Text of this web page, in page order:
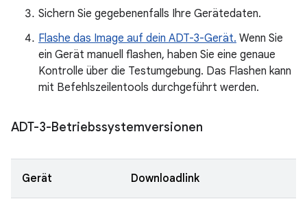
Sichern Sie gegebenenfalls Ihre Gerätedaten.
Flashe das Image auf dein ADT-3-Gerät. Wenn Sie
ein Gerät manuell flashen, haben Sie eine genaue
Kontrolle über die Testumgebung. Das Flashen kann
mit Befehlszeilentools durchgeführt werden.
ADT-3-Betriebssystemversionen
Gerät Downloadlink